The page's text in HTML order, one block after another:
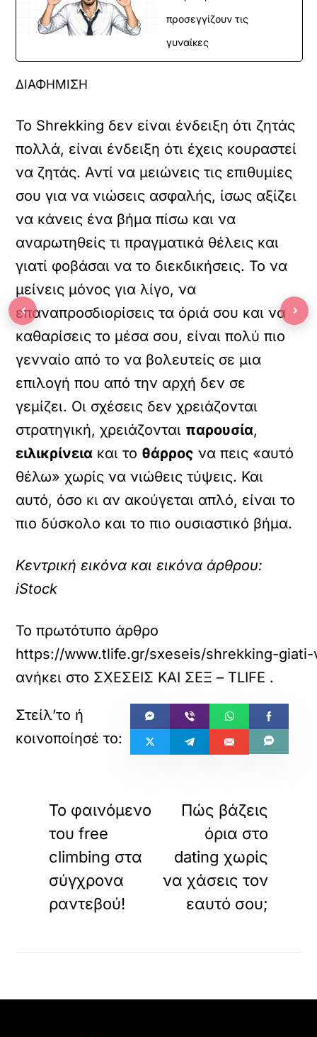
προσεγγίζουν τις
γυναίκες
ΔΙΑΦΗΜΙΣΗ
Το Shrekking δεν είναι ένδειξη ότι ζητάς
πολλά, είναι ένδειξη ότι έχεις κουραστεί
να ζητάς. Αντί να μειώνεις τις επιθυμίες
σου για να νιώσεις ασφαλής, ίσως αξίζει
να κάνεις ένα βήμα πίσω και να
αναρωτηθείς τι πραγματικά θέλεις και
γιατί φοβάσαι να το διεκδικήσεις. Το να
μείνεις μόνος για λίγο, να
επαναπροσδιορίσεις τα όριά σου και να
καθαρίσεις το μέσα σου, είναι πολύ πιο
γενναίο από το να βολευτείς σε μια
επιλογή που από την αρχή δεν σε
γεμίζει. Οι σχέσεις δεν χρειάζονται
στρατηγική, χρειάζονται παρουσία,
ειλικρίνεια και το θάρρος να πεις «αυτό
θέλω» χωρίς να νιώθεις τύψεις. Και
αυτό, όσο κι αν ακούγεται απλό, είναι το
πιο δύσκολο και το πιο ουσιαστικό βήμα.
Κεντρική εικόνα και εικόνα άρθρου:
iStock
Το πρωτότυπο άρθρο
https://www.tlife.gr/sxeseis/shrekking-
ανήκει στο ΣΧΕΣΕΙΣ ΚΑΙ ΣΕΞ – TLIFE .
Το φαινόμενο
του free
climbing στα
σύγχρονα
ραντεβού!
Πώς βάζεις
όρια στο
dating χωρίς
να χάσεις τον
εαυτό σου;
‹ ›